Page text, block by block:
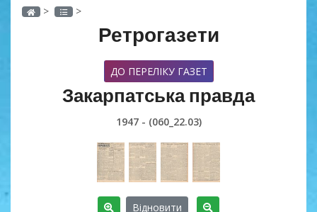
> >
Ретрогазети
ДО ПЕРЕЛІКУ ГАЗЕТ
Закарпатська правда
1947 - (060_22.03)
Відновити